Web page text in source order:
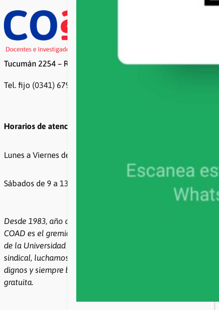
Tucumán 2254 – Rosario
Tel. fijo (0341) 6799500 / 6799499
Horarios de atención
Lunes a Viernes de 8 a 20hs
Sábados de 9 a 13hs
Desde 1983, año de la recuperación de la democracia,
COAD es el gremio de todxs lxs docentes e investigadores
de la Universidad Nacional de Rosario. Con democracia
sindical, luchamos por condiciones de trabajo y salarios
dignos y siempre bregamos por la Universidad pública y
gratuita.